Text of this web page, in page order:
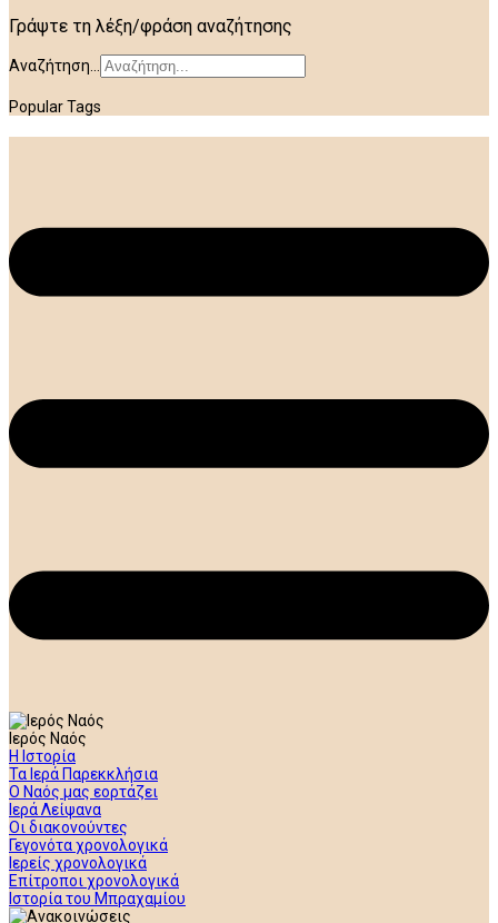
Γράψτε τη λέξη/φράση αναζήτησης
Αναζήτηση...
Popular Tags
Ιερός Ναός
Η Ιστορία
Τα Ιερά Παρεκκλήσια
Ο Ναός μας εορτάζει
Ιερά Λείψανα
Οι διακονούντες
Γεγονότα χρονολογικά
Ιερείς χρονολογικά
Επίτροποι χρονολογικά
Ιστορία του Μπραχαμίου